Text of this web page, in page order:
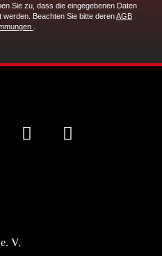
Sie zu, dass die eingegebenen Daten
werden. Beachten Sie bitte derenAGB
V.